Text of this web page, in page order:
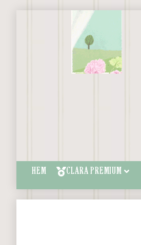
HEM CLARA PREMIUM